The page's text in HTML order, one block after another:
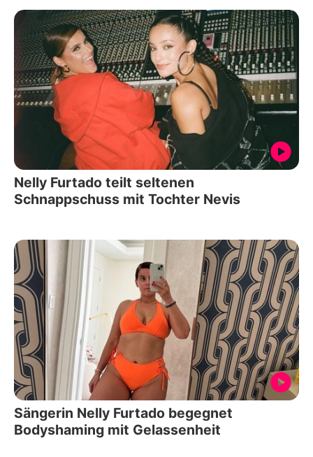
Nelly Furtado teilt seltenen
Schnappschuss mit Tochter Nevis
Sängerin Nelly Furtado begegnet
Bodyshaming mit Gelassenheit